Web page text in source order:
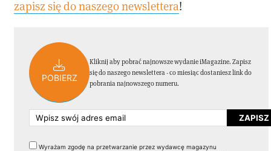
zapisz się do naszego newslettera!
POBIERZ
Kliknij aby pobrać najnowsze wydanie iMagazine. Zapisz
się do naszego newslettera - co miesiąc dostaniesz link do
pobrania najnowszego numeru.
Wyrażam zgodę na przetwarzanie przez wydawcę magazynu